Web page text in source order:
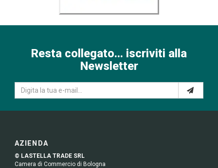
Resta collegato... iscriviti alla
Newsletter
AZIENDA
© LASTELLA TRADE SRL
Camera di Commercio di Bologna